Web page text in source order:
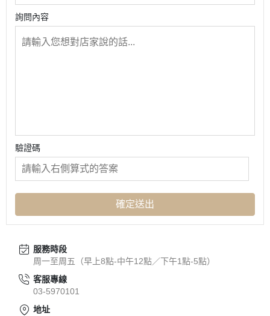
詢問內容
驗證碼
確定送出
服務時段
周一至周五（早上8點-中午12點／下午1點-5點）
客服專線
03-5970101
地址